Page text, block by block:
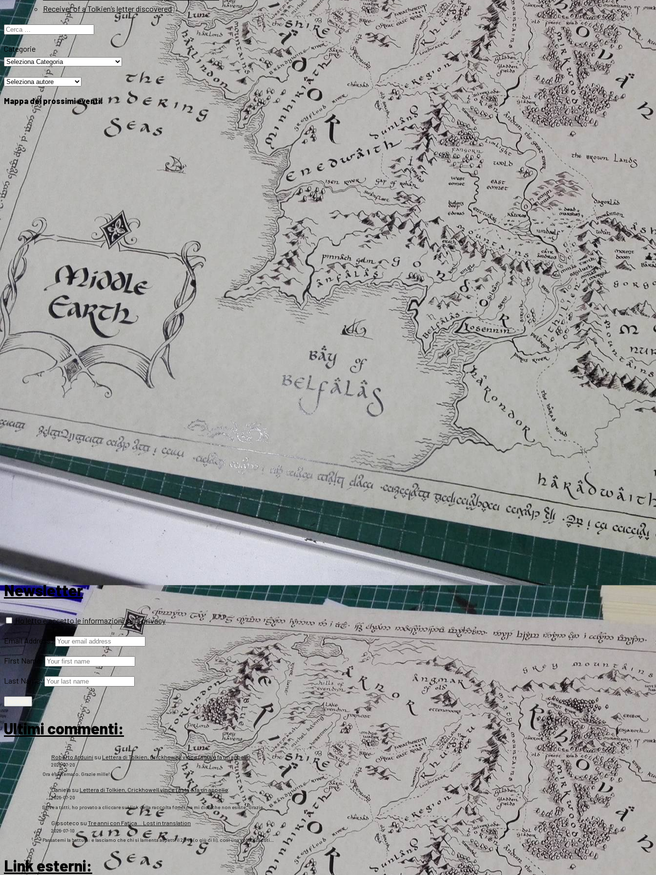
Receiver of a Tolkien’s letter discovered
Ricerca
per:
Categorie
Mappa dei prossimi eventi:
Newsletter
Ho letto e accetto le informazioni sulla privacy
Email Address:
First Name:
Last Name:
Ultimi commenti:
Roberto Arduini su Lettera di Tolkien, Crickhowell vince l’asta e fa un appello
2026-07-20
Ora è sistemato. Grazie mille!
Daniela su Lettera di Tolkien, Crickhowell vince l’asta e fa un appello
2026-07-20
Salve a tutti, ho provato a cliccare sul link della raccolta fondi ma mi dice che non esiste. Grazie
Gipsoteco su Tre anni con Fatica… Lost in translation
2026-07-10
Passatemi la battuta: e lasciamo che chi si lamenta aspetti il 2043 (o giù di lì), così una volta scaduti…
Link esterni: